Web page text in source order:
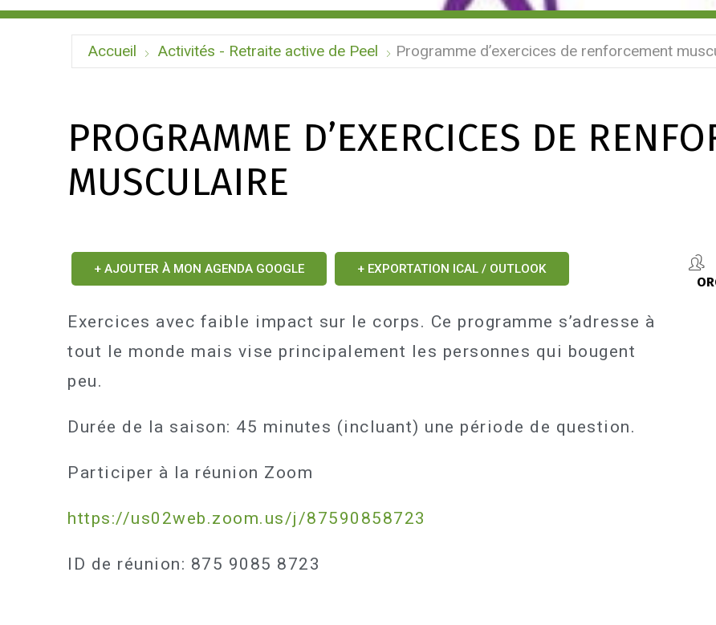
Accueil Activités - Retraite active de Peel Programme d’exercices de renforcement
PROGRAMME D’EXERCICES DE
MUSCULAIRE
+ AJOUTER À MON AGENDA GOOGLE + EXPORTATION ICAL / OUTLOOK
Exercices avec faible impact sur le corps. Ce programme s’adresse à
tout le monde mais vise principalement les personnes qui bougent
peu.
Durée de la saison: 45 minutes (incluant) une période de question.
Participer à la réunion Zoom
https://us02web.zoom.us/j/87590858723
ID de réunion: 875 9085 8723